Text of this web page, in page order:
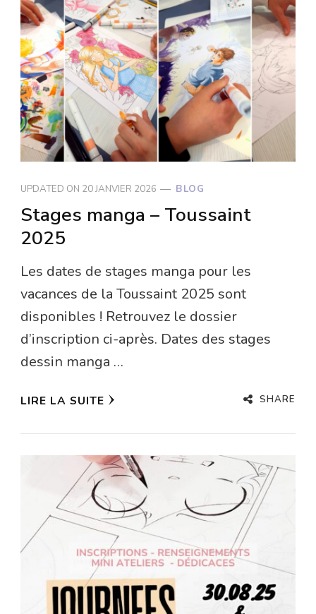
UPDATED ON 20 JANVIER 2026 BLOG
Stages manga – Toussaint
2025
Les dates de stages manga pour les
vacances de la Toussaint 2025 sont
disponibles ! Retrouvez le dossier
d’inscription ci-après. Dates des stages
dessin manga …
LIRE LA SUITE SHARE